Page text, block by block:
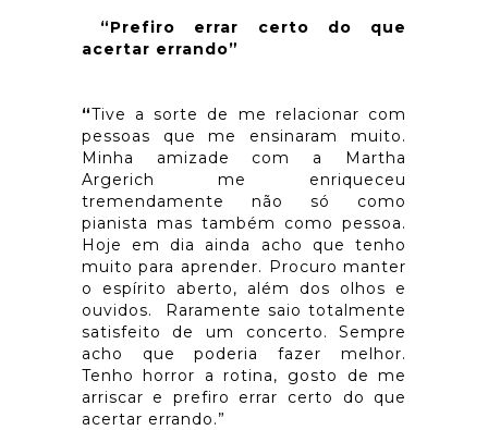
“Prefiro errar certo do que
acertar errando”
“Tive a sorte de me relacionar com
pessoas que me ensinaram muito.
Minha amizade com a Martha
Argerich me enriqueceu
tremendamente não só como
pianista mas também como pessoa.
Hoje em dia ainda acho que tenho
muito para aprender. Procuro manter
o espírito aberto, além dos olhos e
ouvidos. Raramente saio totalmente
satisfeito de um concerto. Sempre
acho que poderia fazer melhor.
Tenho horror a rotina, gosto de me
arriscar e prefiro errar certo do que
acertar errando.”